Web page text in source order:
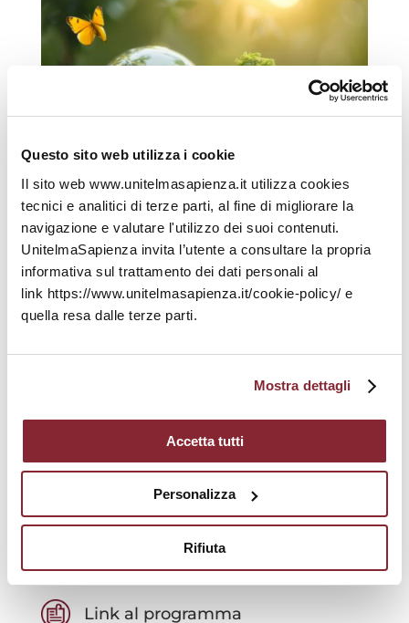
Questo sito web utilizza i cookie
Il sito web www.unitelmasapienza.it utilizza cookies
tecnici e analitici di terze parti, al fine di migliorare la
navigazione e valutare l'utilizzo dei suoi contenuti.
UnitelmaSapienza invita l’utente a consultare la propria
informativa sul trattamento dei dati personali al
link https://www.unitelmasapienza.it/cookie-policy/ e
quella resa dalle terze parti.
Mostra dettagli
Accetta tutti
Personalizza
Rifiuta
Il Corso si pone, in particolare, l’obiettivo di
formare ed aggiornare gli “addetti ai lavori”
impegnati in attività di contrasto e repressione dei
particolare, magistrati, forze dell’ordine e tutte le
che lavorano alla loro prevenzione come ad
esempio, le ONG, le imprese e altre componenti
della società civile e del mondo produttivo.
Lapartecipazione è gratuita previa iscrizione. Al
termine del. Corso sarà rilasciato a coloro che
hanno frequentato unattestato di
Link al programma